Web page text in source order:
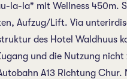
la-la" mit Wellness 450m.
Aufzug/Lift. Via
des Hotel Waldhuus
und die Nutzung
A13 Richtung Chur.